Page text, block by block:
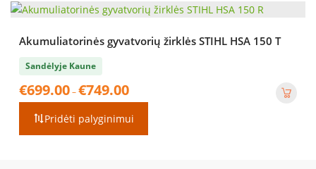
Akumuliatorinės gyvatvorių žirklės STIHL HSA 150 T
Sandėlyje Kaune
€699.00–€749.00
€699.00
through
Pridėti palyginimui